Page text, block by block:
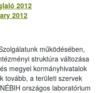
2012
2012
működésében,
struktúra változása
megyei kormányhivatalok
tovább, a területi szervek
országos laboratórium